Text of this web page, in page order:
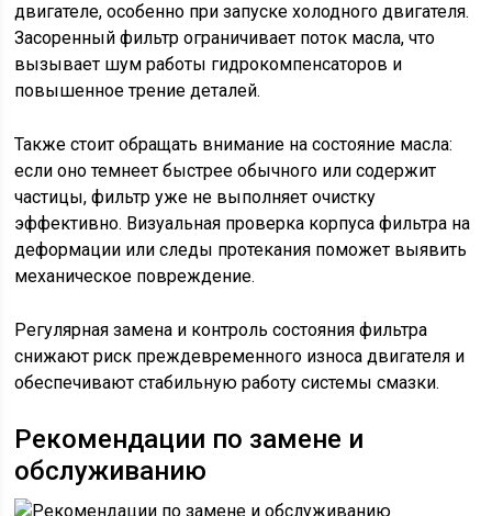
двигателе, особенно при запуске холодного двигателя.
Засоренный фильтр ограничивает поток масла, что
вызывает шум работы гидрокомпенсаторов и
повышенное трение деталей.
Также стоит обращать внимание на состояние масла:
если оно темнеет быстрее обычного или содержит
частицы, фильтр уже не выполняет очистку
эффективно. Визуальная проверка корпуса фильтра на
деформации или следы протекания поможет выявить
механическое повреждение.
Регулярная замена и контроль состояния фильтра
снижают риск преждевременного износа двигателя и
обеспечивают стабильную работу системы смазки.
Рекомендации по замене и
обслуживанию